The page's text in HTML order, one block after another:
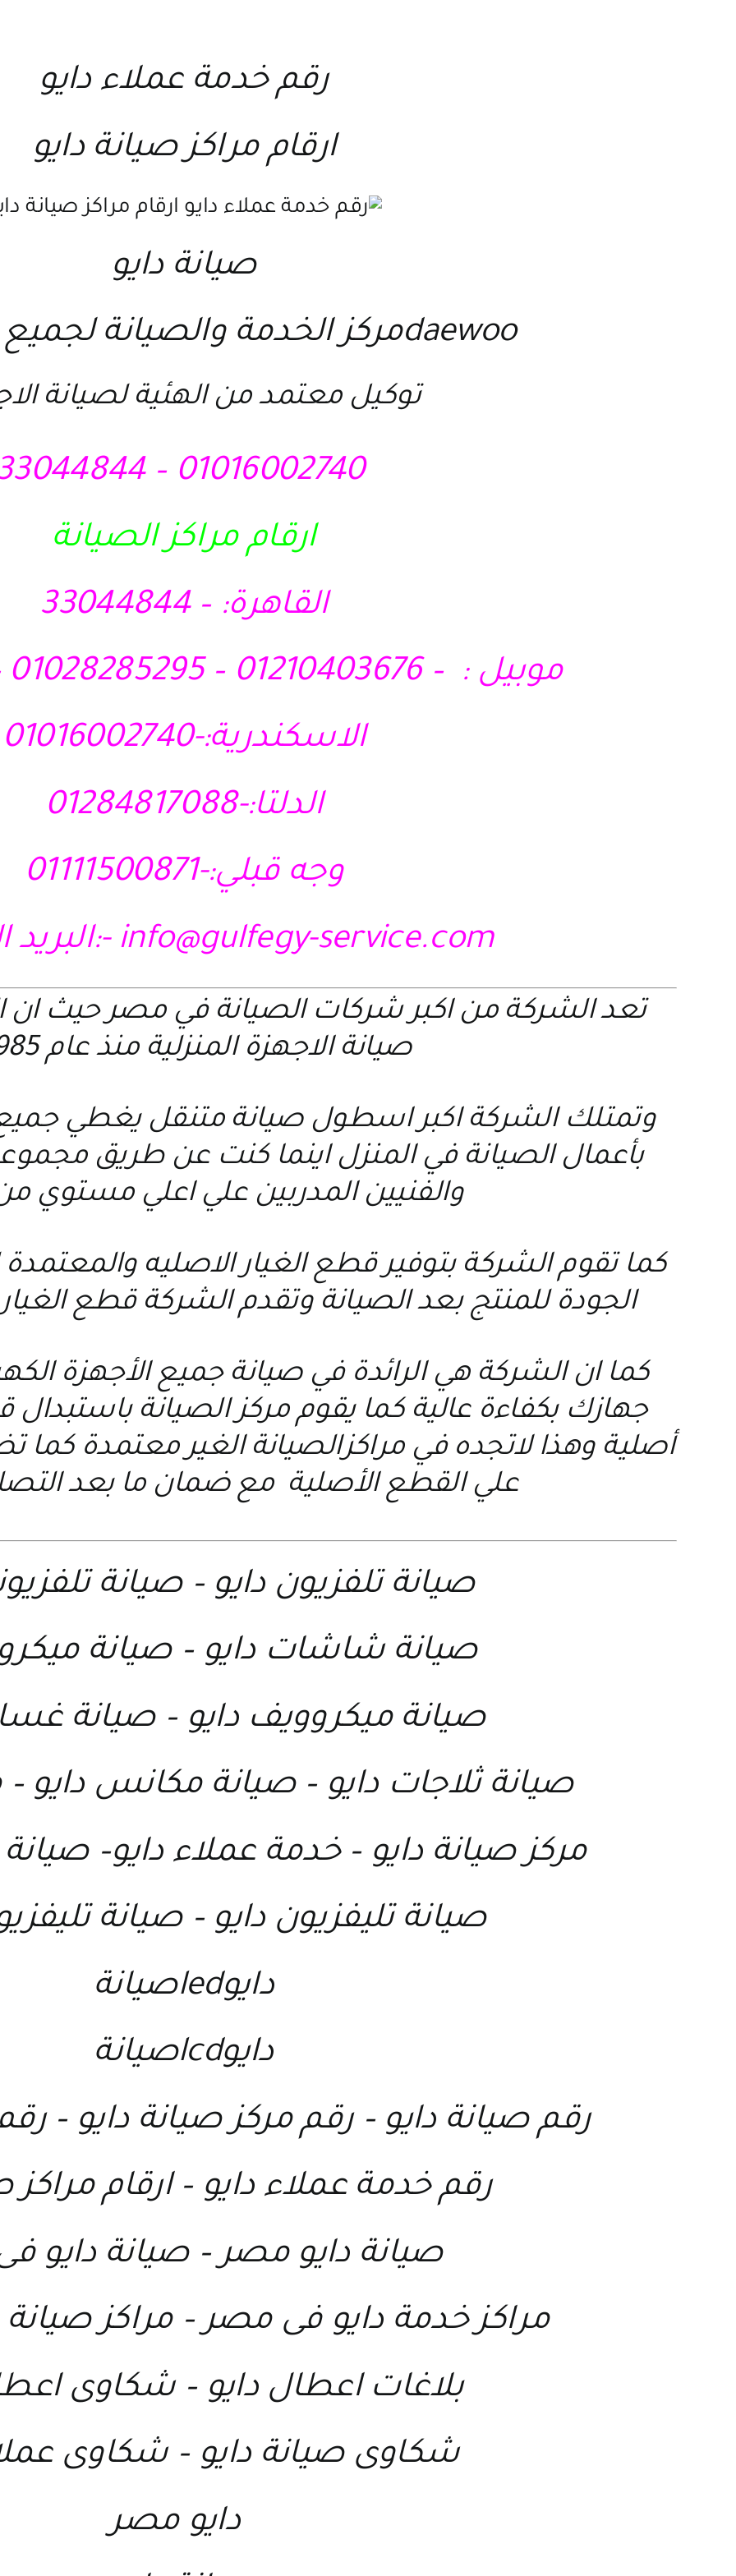
رقم خدمة عملاء دايو
ارقام مراكز صيانة دايو
صيانة دايو
daewooمركز الخدمة والصيانة لجميع اجهزة دايو
توكيل معتمد من الهئية لصيانة
01016002740 – 33044844
ارقام مراكز الصيانة
القاهرة: – 33044844
موبيل : – 01210403676 – 01028285295 – 01121717340
الاسكندرية:-01016002740
الدلتا:-01284817088
وجه قبلي:-01111500871
info@gulfegy-service.com -:البريد
تعد الشركة من اكبر شركات الصيانة في مصر حيث
صيانة الاجهزة المنزلية منذ عام 1985 م
وتمتلك الشركة اكبر اسطول صيانة متنقل يغطي جميع
بأعمال الصيانة في المنزل اينما كنت عن طريق
والفنيين المدربين علي اعلي مستوي
كما تقوم الشركة بتوفير قطع الغيار الاصليه
الجودة للمنتج بعد الصيانة وتقدم الشركة قطع
كما ان الشركة هي الرائدة في صيانة جميع الأجهزة
جهازك بكفاءة عالية كما يقوم مركز الصيانة باستبدال
أصلية وهذا لاتجده في مراكزالصيانة الغير معتمدة
علي القطع الأصلية مع ضمان ما بعد
صيانة تلفزيون دايو –صيانة
صيانة شاشات دايو –صيانة
صيانة ميكروويف دايو –صيانة
صيانة ثلاجات دايو –صيانة مكانس دايو –
مركز صيانة دايو –خدمة عملاء دايو–
صيانة تليفزيون دايو –صيانة
دايوledصيانة
دايوlcdصيانة
رقم صيانة دايو –رقم مركز صيانة دايو –
رقم خدمة عملاء دايو –ارقام مراكز
صيانة دايو مصر–صيانة دايو
مراكز خدمة دايو فى مصر–مراكز
بلاغات اعطال دايو –شكاوى
شكاوى صيانة دايو –شكاوى
دايو مصر